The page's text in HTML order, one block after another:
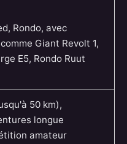
Rondo, avec
Giant Revolt 1,
E5, Rondo Ruut
50 km),
longue
amateur